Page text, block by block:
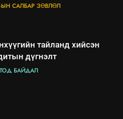
байгуулах арга
ЫН САЛБАР ЗӨВЛӨЛ
тайланд хийсэн
дүгнэлт
БАЙДАЛ